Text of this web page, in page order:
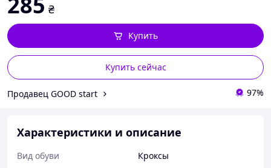
₴
Купить сейчас
Купить
Продавец GOOD start 97%
Характеристики и описание
Вид обуви
Кроксы